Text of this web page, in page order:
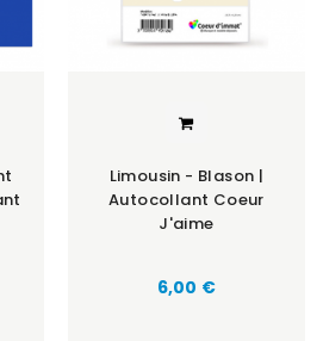
Limousin - Blason |
Autocollant Coeur
J'aime
Prix
6,00 €